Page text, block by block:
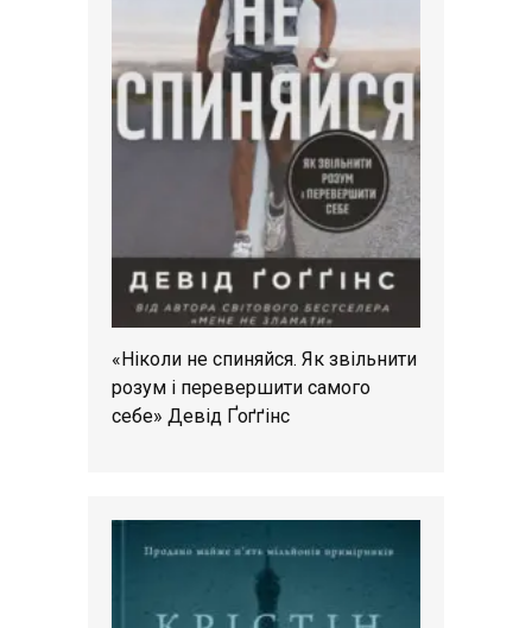
«Ніколи не спиняйся. Як звільнити
розум і перевершити самого
себе» Девід Ґоґґінс